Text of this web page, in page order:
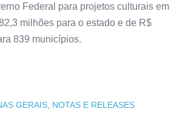
Federal para projetos culturais em
milhões para o estado e de R$
839 municípios.
GERAIS NOTAS E RELEASES